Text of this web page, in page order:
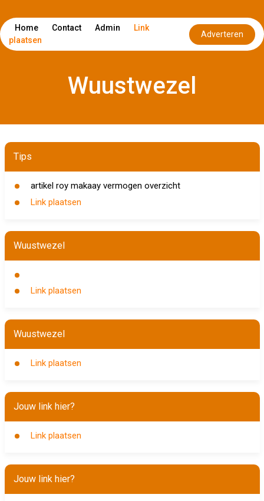
Home Contact Admin
Link
plaatsen
Adverteren
Wuustwezel
Tips
artikel roy makaay vermogen overzicht
Link plaatsen
Wuustwezel
Link plaatsen
Wuustwezel
Link plaatsen
Jouw link hier?
Link plaatsen
Jouw link hier?